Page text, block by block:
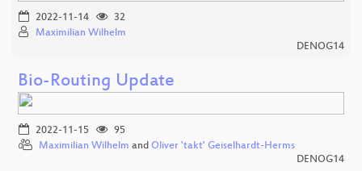
2022-11-14
32
Maximilian Wilhelm
DENOG14
Bio-Routing Update
2022-11-15
95
Maximilian Wilhelm and Oliver 'takt' Geiselhardt-Herms
DENOG14